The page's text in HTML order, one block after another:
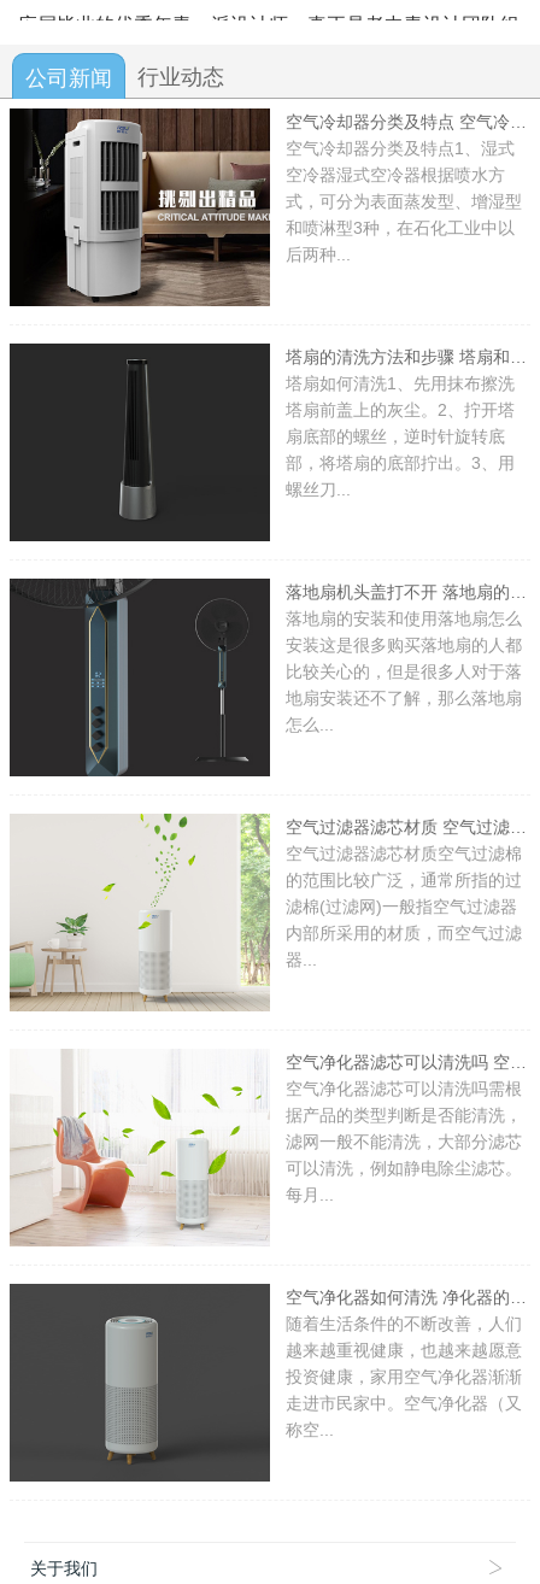
应届毕业的优秀年青一派设计师。真正是老中青设计团队组
建而成，我们团队设计的产品畅销全球30多个国家和地区，
为一线消费者带去健康方便舒适的生活用品的同时，也可为
您提供个性化服务。
欢迎您详细了解我们的设计团队，我们愿意和你一道实
现您的最新IDEA。
公司新闻 行业动态
空气冷却器分类及特点 空气冷却器通风方式有哪些
空气冷却器分类及特点1、湿式
空冷器湿式空冷器根据喷水方
式，可分为表面蒸发型、增湿型
和喷淋型3种，在石化工业中以
后两种...
塔扇如何清洗1、先用抹布擦洗
塔扇前盖上的灰尘。2、拧开塔
扇底部的螺丝，逆时针旋转底
部，将塔扇的底部拧出。3、用
螺丝刀...
落地扇的安装和使用落地扇怎么
安装这是很多购买落地扇的人都
比较关心的，但是很多人对于落
地扇安装还不了解，那么落地扇
怎么...
空气过滤器滤芯材质 空气过滤器滤芯是什么
空气过滤器滤芯材质空气过滤棉
的范围比较广泛，通常所指的过
滤棉(过滤网)一般指空气过滤器
内部所采用的材质，而空气过滤
器...
空气净化器滤芯可以清洗吗 空气净化器滤芯可以重复使用吗
空气净化器滤芯可以清洗吗需根
据产品的类型判断是否能清洗，
滤网一般不能清洗，大部分滤芯
可以清洗，例如静电除尘滤芯。
每月...
随着生活条件的不断改善，人们
越来越重视健康，也越来越愿意
投资健康，家用空气净化器渐渐
走进市民家中。空气净化器（又
称空...
关于我们